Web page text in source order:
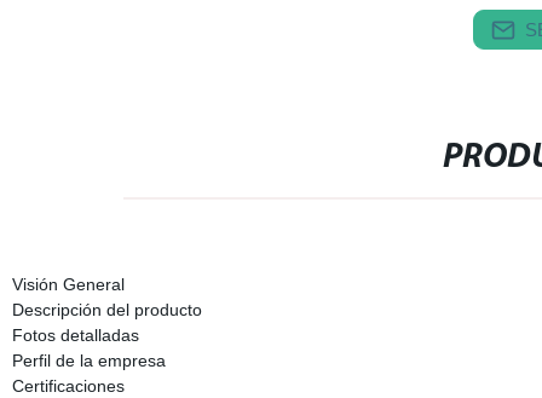
Visión General
Descripción del producto
Fotos detalladas
Perfil de la empresa
Certificaciones